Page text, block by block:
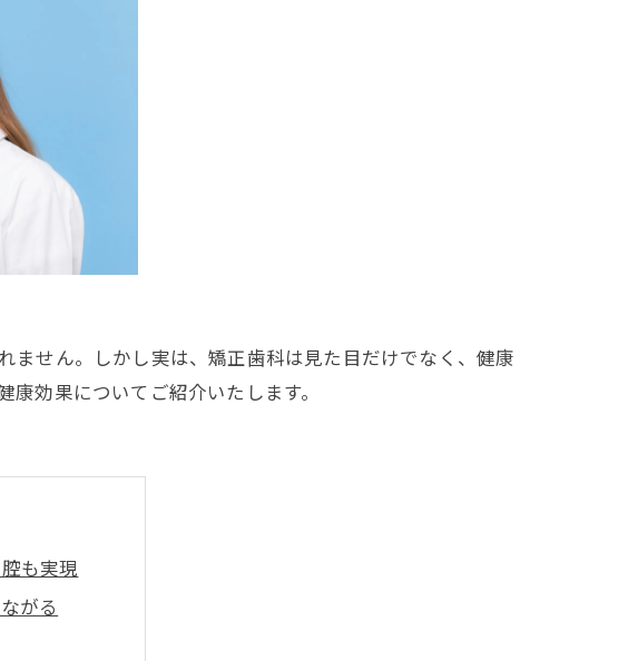
ません。しかし実は、矯正歯科は見た目だけでなく、健康
効果についてご紹介いたします。
も実現
がる